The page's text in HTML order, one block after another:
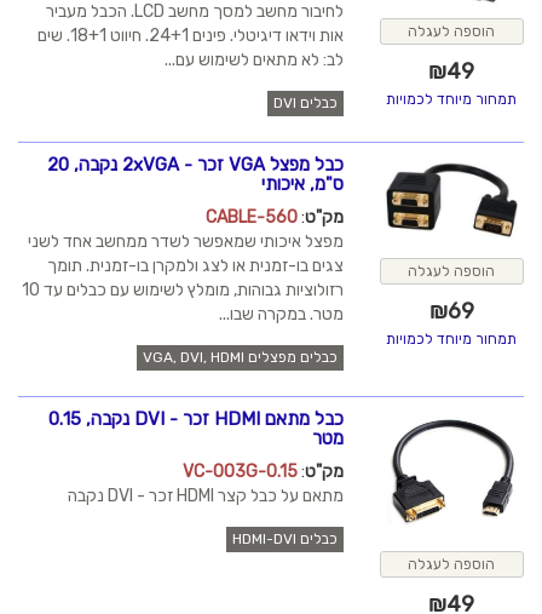
הוספה לעגלה
₪49
תמחור מיוחד לכמויות
לחיבור מחשב למסך מחשב LCD. הכבל מעביר
אות וידאו דיגיטלי. פינים 24+1. חיווט 18+1. שים
לב: לא מתאים לשימוש עם...
כבלים DVI
הוספה לעגלה
₪69
תמחור מיוחד לכמויות
כבל מפצל VGA זכר - 2xVGA נקבה, 20
ס"מ, איכותי
מק"ט:
CABLE-560
מפצל איכותי שמאפשר לשדר ממחשב אחד לשני
צגים בו-זמנית או לצג ולמקרן בו-זמנית. תומך
רזולוציות גבוהות, מומלץ לשימוש עם כבלים עד 10
מטר. במקרה שבו...
כבלים מפצלים VGA, DVI, HDMI
הוספה לעגלה
₪49
כבל מתאם HDMI זכר - DVI נקבה, 0.15
מטר
מק"ט:
VC-003G-0.15
מתאם על כבל קצר HDMI זכר - DVI נקבה
כבלים HDMI-DVI